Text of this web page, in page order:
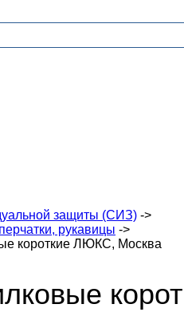
защиты (СИЗ) ->
рукавицы ->
короткие ЛЮКС, Москва